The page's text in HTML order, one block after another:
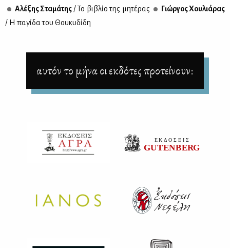
Αλέ­ξης Στα­μά­της / Το βι­βλίο της μη­τέ­ρας
Γιώρ­γος Χου­λιά­ρας
/ Η πα­γί­δα του Θου­κυ­δί­δη
αυτόν το μήνα οι εκδότες προτείνουν: